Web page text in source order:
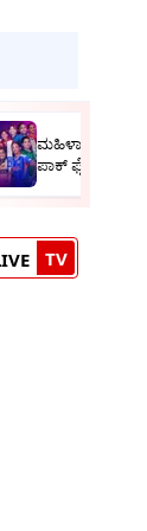
ಮಹಿಳಾ ಏಷ್ಯಾಕಪ್
ಪಾಕ್ ಫೈಟ್
TV